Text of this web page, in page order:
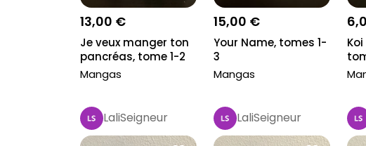
13,00 €
Je veux manger ton
pancréas, tome 1-2
Mangas
15,00 €
Your Name, tomes 1-
3
Mangas
LaliSeigneur LaliSeigneur